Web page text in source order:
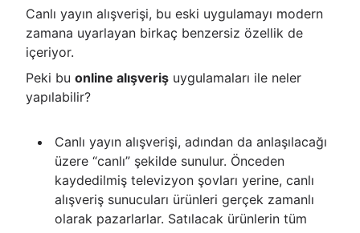
Canlı yayın alışverişi, bu eski uygulamayı modern
zamana uyarlayan birkaç benzersiz özellik de
içeriyor.
Peki bu online alışveriş uygulamaları ile neler
yapılabilir?
Canlı yayın alışverişi, adından da anlaşılacağı
üzere “canlı” şekilde sunulur. Önceden
kaydedilmiş televizyon şovları yerine, canlı
alışveriş sunucuları ürünleri gerçek zamanlı
olarak pazarlarlar. Satılacak ürünlerin tüm